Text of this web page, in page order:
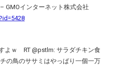
GMOインターネット株式会社
よｗ RT @pstlm: サラダチキン食
の鳥のササミはやっぱり一個一万